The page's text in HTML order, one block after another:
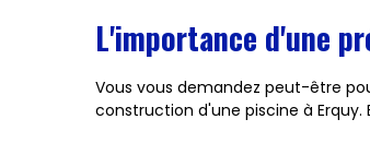
L'importance d'une
Vous vous demandez peut-être
construction d'une piscine à Erquy.